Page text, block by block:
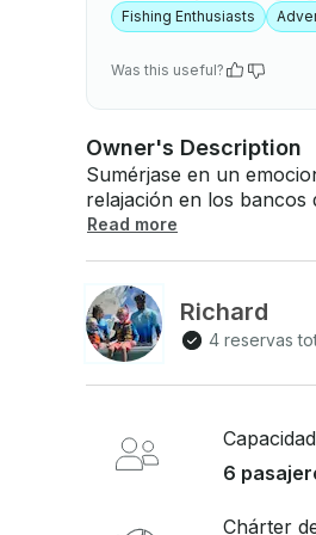
Fishing Enthusiasts
Was this useful?
Owner's Description
Sumérjase en un
relajación en los bancos de
Commander 266 2017
crucero al atardecer,
pesca cerca de la costa en
que le gustaría hacer y
Read more
Richard
4 reservas
Capacidad
6
Chárter